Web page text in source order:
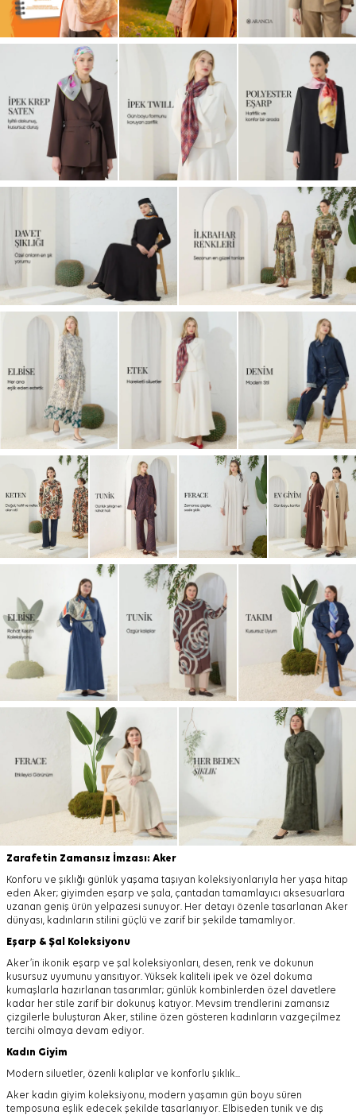
Zarafetin Zamansız İmzası: Aker
Konforu ve şıklığı günlük yaşama taşıyan koleksiyonlarıyla her yaşa hitap
eden Aker; giyimden eşarp ve şala, çantadan tamamlayıcı aksesuarlara
uzanan geniş ürün yelpazesi sunuyor. Her detayı özenle tasarlanan Aker
dünyası, kadınların stilini güçlü ve zarif bir şekilde tamamlıyor.
Eşarp & Şal Koleksiyonu
Aker’in ikonik eşarp ve şal koleksiyonları, desen, renk ve dokunun
kusursuz uyumunu yansıtıyor. Yüksek kaliteli ipek ve özel dokuma
kumaşlarla hazırlanan tasarımlar; günlük kombinlerden özel davetlere
kadar her stile zarif bir dokunuş katıyor. Mevsim trendlerini zamansız
çizgilerle buluşturan Aker, stiline özen gösteren kadınların vazgeçilmez
tercihi olmaya devam ediyor.
Kadın Giyim
Modern siluetler, özenli kalıplar ve konforlu şıklık...
Aker kadın giyim koleksiyonu, modern yaşamın gün boyu süren
temposuna eşlik edecek şekilde tasarlanıyor. Elbiseden tunik ve dış